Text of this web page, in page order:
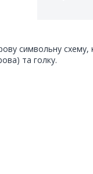
символьну
та голку.